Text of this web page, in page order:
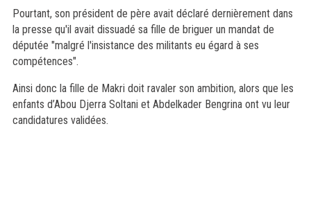
Pourtant, son président de père avait déclaré dernièrement dans
la presse qu'il avait dissuadé sa fille de briguer un mandat de
députée "malgré l'insistance des militants eu égard à ses
compétences".
Ainsi donc la fille de Makri doit ravaler son ambition, alors que les
enfants d’Abou Djerra Soltani et Abdelkader Bengrina ont vu leur
candidatures validées.